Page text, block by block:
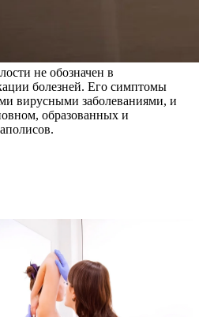
не обозначен в
болезней. Его симптомы
вирусными заболеваниями, и
образованных и